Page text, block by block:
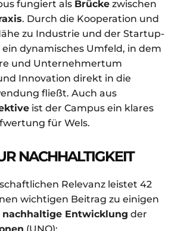
fungiert als Brücke zwischen
. Durch die Kooperation und
zu Industrie und der Startup-
dynamisches Umfeld, in dem
und Unternehmertum
Innovation direkt in die
fließt. Auch aus
ist der Campus ein klares
für Wels.
NACHHALTIGKEIT
Relevanz leistet 42
wichtigen Beitrag zu einigen
nachhaltige Entwicklung der